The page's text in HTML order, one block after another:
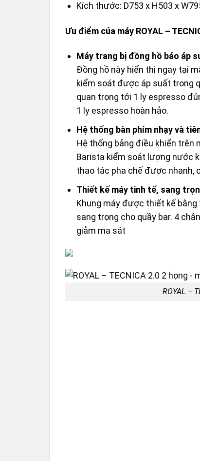
Kích thước: D753 x H503 x
Ưu điểm của máy ROYAL –
Máy trang bị đồng hồ báo áp
Đồng hồ này hiển thị ngay tại
kiểm soát được áp suất trong
quan trọng tới 1 ly espresso
1 ly espresso hoàn hảo.
Hệ thống bàn phím nhạy và
Hệ thống bảng điều khiển trên
Barista kiểm soát lượng nước
thao tác pha chế được nhanh,
Thiết kế máy tinh tế, sang
Khung máy được thiết kế bằng
sang trọng cho quầy bar. 4
giảm ma sát
ROYAL –